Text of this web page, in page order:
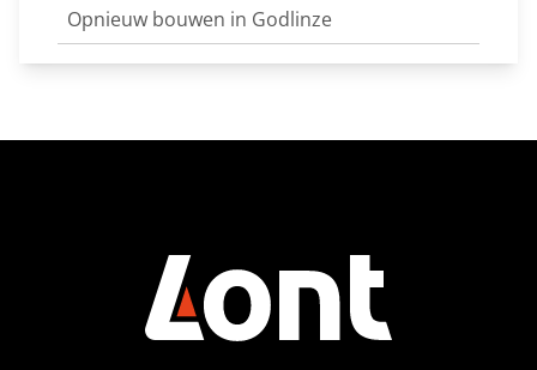
Opnieuw bouwen in Godlinze